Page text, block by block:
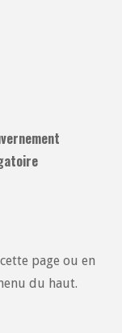
page ou en
du haut.